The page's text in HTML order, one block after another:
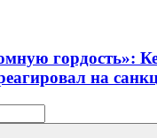
гордость»:
на